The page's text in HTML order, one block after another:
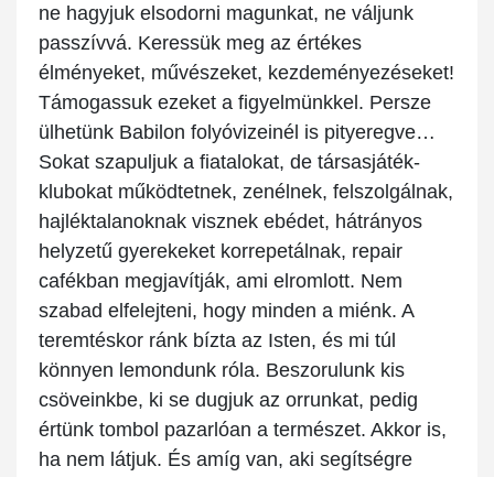
ne hagyjuk elsodorni magunkat, ne váljunk
passzívvá. Keressük meg az értékes
élményeket, művészeket, kezdeményezéseket!
Támogassuk ezeket a figyelmünkkel. Persze
ülhetünk Babilon folyóvizeinél is pityeregve…
Sokat szapuljuk a fiatalokat, de társasjáték-
klubokat működtetnek, zenélnek, felszolgálnak,
hajléktalanoknak visznek ebédet, hátrányos
helyzetű gyerekeket korrepetálnak, repair
cafékban megjavítják, ami elromlott. Nem
szabad elfelejteni, hogy minden a miénk. A
teremtéskor ránk bízta az Isten, és mi túl
könnyen lemondunk róla. Beszorulunk kis
csöveinkbe, ki se dugjuk az orrunkat, pedig
értünk tombol pazarlóan a természet. Akkor is,
ha nem látjuk. És amíg van, aki segítségre